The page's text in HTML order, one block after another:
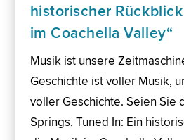
historischer
im Coachella Valley“
Musik ist unsere
Geschichte ist voller Musik,
voller Geschichte. Seien Sie
Springs, Tuned In: Ein